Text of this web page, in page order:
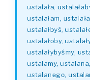
ustalała,
ustalałam,
ustalałbyś,
ustalałoby,
ustalałybyśmy,
ustalamy,
ustalanego,